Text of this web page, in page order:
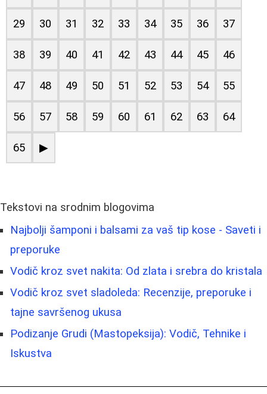
29 30 31 32 33 34 35 36 37
38 39 40 41 42 43 44 45 46
47 48 49 50 51 52 53 54 55
56 57 58 59 60 61 62 63 64
65 ▶
Tekstovi na srodnim blogovima
Najbolji šamponi i balsami za vaš tip kose - Saveti i
preporuke
Vodič kroz svet nakita: Od zlata i srebra do kristala
Vodič kroz svet sladoleda: Recenzije, preporuke i
tajne savršenog ukusa
Podizanje Grudi (Mastopeksija): Vodič, Tehnike i
Iskustva